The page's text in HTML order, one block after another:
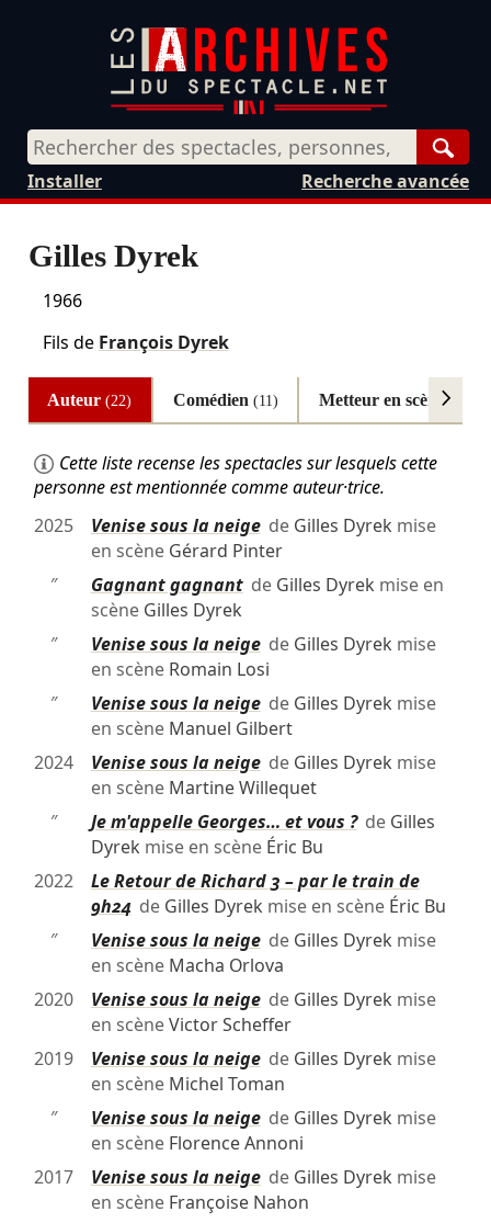
Recherche avancée
Installer
Gilles Dyrek
1966
Fils de François Dyrek
Auteur(22) Comédien (11) Metteur en scène(7)
Cette liste recense les spectacles sur lesquels cette
personne est mentionnée comme auteur·trice.
2025
Venise sous la neigede Gilles Dyrek mise
en scène Gérard Pinter
″
Gagnant gagnantde Gilles Dyrek mise en
scène Gilles Dyrek
″
Venise sous la neigede Gilles Dyrek mise
en scène Romain Losi
″
Venise sous la neigede Gilles Dyrek mise
en scène Manuel Gilbert
2024
Venise sous la neigede Gilles Dyrek mise
en scène Martine Willequet
″
Je m'appelle Georges… et vous ?de Gilles
Dyrek mise en scène Éric Bu
2022
Le Retour de Richard 3 – par le train de
9h24 de Gilles Dyrek mise en scène Éric Bu
″
Venise sous la neigede Gilles Dyrek mise
en scène Macha Orlova
2020
Venise sous la neigede Gilles Dyrek mise
en scèneVictor Scheffer
2019
Venise sous la neigede Gilles Dyrek mise
en scène Michel Toman
″
Venise sous la neigede Gilles Dyrek mise
en scène Florence Annoni
2017
Venise sous la neigede Gilles Dyrek mise
en scène Françoise Nahon